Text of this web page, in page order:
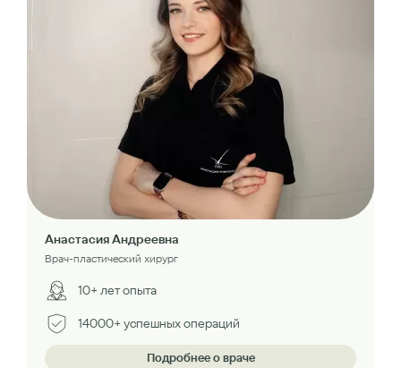
Анастасия Андреевна
Врач-пластический хирург
10+ лет опыта
14000+ успешных операций
Подробнее о враче